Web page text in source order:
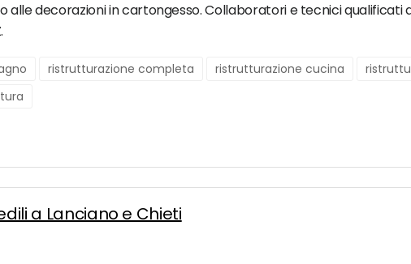
decorazioni in cartongesso. Collaboratori e tecnici qualificati
ristrutturazione completa ristrutturazione cucina
a Lanciano e Chieti